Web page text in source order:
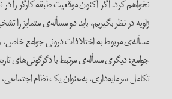
نخواهم کرد. اگر اکنون موقعیت طبقه کارگر را در نظام
زاویه در نظر بگیریم، باید دو مسأله‌ی متمایز را
مسأله‌ی مربوط به اختلافات درونی جوامع خاص، و
جوامع؛ دیگری مسأله‌ی مرتبط با دگرگونی‌های
تکامل سرمایه‌داری، به‌عنوان یک نظام اجتماعی، رخ